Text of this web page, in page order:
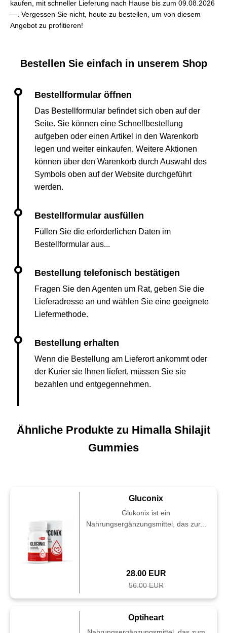
kaufen, mit schneller Lieferung nach Hause bis zum 09.08.2026
—. Vergessen Sie nicht, heute zu bestellen, um von diesem
Angebot zu profitieren!
Bestellen Sie einfach in unserem Shop
Das Bestellformular befindet sich oben auf der
Seite. Sie können eine Schnellbestellung
aufgeben oder einen Artikel in den Warenkorb
legen und weiter einkaufen. Weitere Aktionen
können über den Warenkorb durch Auswahl des
Symbols oben auf der Website durchgeführt
werden.
Füllen Sie die erforderlichen Daten im
Bestellformular aus...
Fragen Sie den Agenten um Rat, geben Sie die
Lieferadresse an und wählen Sie eine geeignete
Liefermethode.
Wenn die Bestellung am Lieferort ankommt oder
der Kurier sie Ihnen liefert, müssen Sie sie
bezahlen und entgegennehmen.
Ähnliche Produkte zu Himalla Shilajit
Gummies
Gluconix
Glukonix ist ein
Nahrungsergänzungsmittel, das zur...
28.00 EUR
56.00 EUR
Optiheart